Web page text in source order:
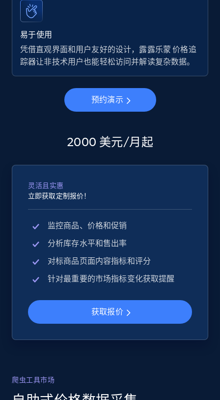
易于使用
凭借直观界面和用户友好的设计，露露乐蒙 价格追
踪器让非技术用户也能轻松访问并解读复杂数据。
预约演示
2000 美元/月起
灵活且实惠
立即获取定制报价！
监控商品、价格和促销
分析库存水平和售出率
对标商品页面内容指标和评分
针对最重要的市场指标变化获取提醒
获取报价
爬虫工具市场